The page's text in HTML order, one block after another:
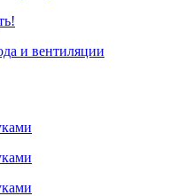
и вентиляции